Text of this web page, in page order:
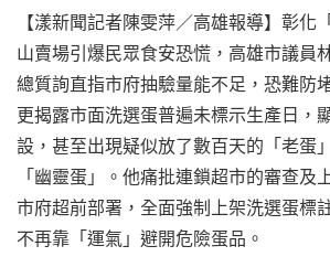
【漾新聞記者陳雯萍／高雄報導】彰化
山賣場引爆民眾食安恐慌，高雄市議員
總質詢直指市府抽驗量能不足，恐難防
更揭露市面洗選蛋普遍未標示生產日，
設，甚至出現疑似放了數百天的「老蛋
「幽靈蛋」。他痛批連鎖超市的審查及
市府超前部署，全面強制上架洗選蛋標
不再靠「運氣」避開危險蛋品。